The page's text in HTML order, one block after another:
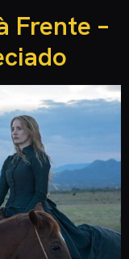
Frente –